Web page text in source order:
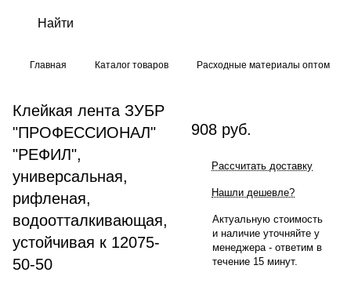
Главная Каталог товаров Расходные материалы оптом
Клейкая лента ЗУБР
"ПРОФЕССИОНАЛ"
"РЕФИЛ",
универсальная,
рифленая,
водоотталкивающая,
устойчивая к 12075-
50-50
908 руб.
Рассчитать доставку
Нашли дешевле?
Актуальную стоимость
и наличие уточняйте у
менеджера - ответим в
течение 15 минут.